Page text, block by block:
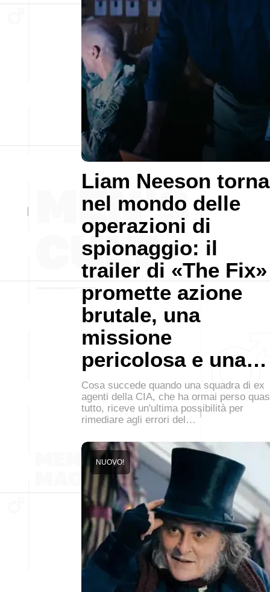
Liam Neeson torna
nel mondo delle
operazioni di
spionaggio: il
trailer di «The Fix»
promette azione
brutale, una
missione
pericolosa e una…
Cosa succede quando una squadra di ex
agenti della CIA, che ha ormai perso
tutto, riceve un'ultima possibilità per
rimediare agli errori del…
NUOVO!